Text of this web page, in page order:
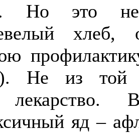
Но это
хлеб,
Не из той
лекарство.
яд –